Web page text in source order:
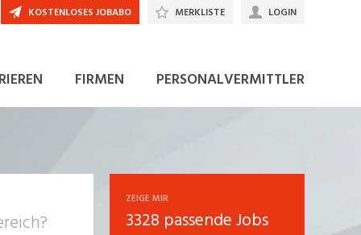
FIRMEN PERSONALVERMITTLER
KOSTENLOSES JOBABO MERKLISTE LOGIN
ZEIGE MIR
3328 passende Jobs
JETZT BEWERBEN